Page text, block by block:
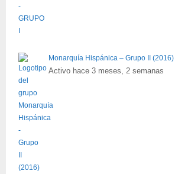
Monarquía Hispánica – Grupo II (2016)
Activo hace 3 meses, 2 semanas